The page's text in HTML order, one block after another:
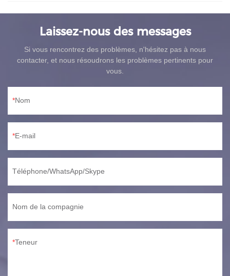
Laissez-nous des messages
Si vous rencontrez des problèmes, n'hésitez pas à nous
contacter, et nous résoudrons les problèmes pertinents pour
vous.
Nom
E-mail
Téléphone/WhatsApp/Skype
Nom de la compagnie
Teneur